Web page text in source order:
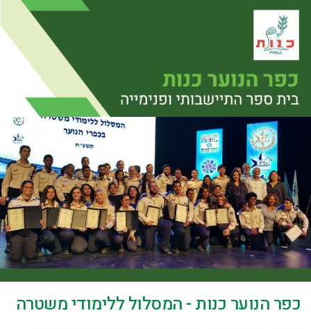
כפר הנוער כנות - המסלול ללימודי משטרה